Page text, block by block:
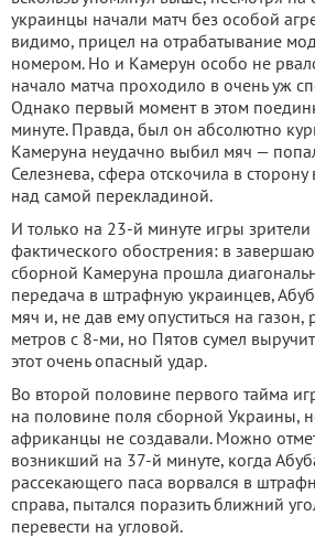
украинцы начали матч без особой
видимо, прицел на отрабатывание
номером. Но и Камерун особо не
начало матча проходило в очень уж
Однако первый момент в этом
минуте. Правда, был он абсолютно
Камеруна неудачно выбил мяч —
Селезнева, сфера отскочила в
над самой перекладиной.
И только на 23-й минуте игры
фактического обострения: в
сборной Камеруна прошла
передача в штрафную украинцев,
мяч и, не дав ему опуститься на газон,
метров с 8-ми, но Пятов сумел
этот очень опасный удар.
Во второй половине первого тайма
на половине поля сборной Украины,
африканцы не создавали. Можно
возникший на 37-й минуте, когда
рассекающего паса ворвался в
справа, пытался поразить ближний
перевести на угловой.